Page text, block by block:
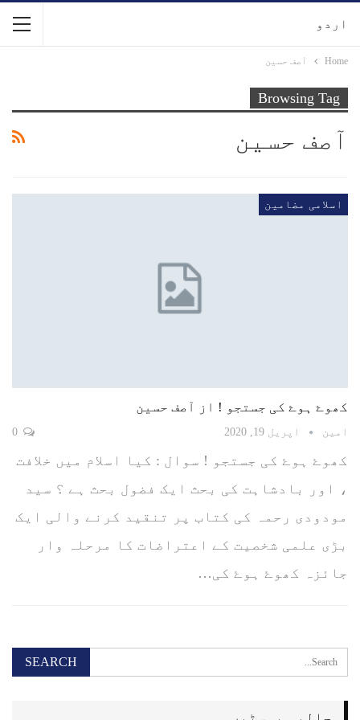
اردو
Home آصف حسین
Browsing Tag
آصف حسین
اسلامی مضامین
کھوۓ ہوۓ کی جستجو ! از آصف حسین
امین اپریل 19, 2020
کھوۓ ہوۓ کی جستجو ! سوال : کیا اسلام میں خلافت
، اور بادشاہت کی بحث ایک فضول بحث ہے ؟ سید
مودودی رحمہ کی کتاب پر تنقید کرنے والی ایک
بڑی علمی شخصیت کے اعتراضات کا مرحلہ وار
جائزہ کھوۓ ہوۓ کی…